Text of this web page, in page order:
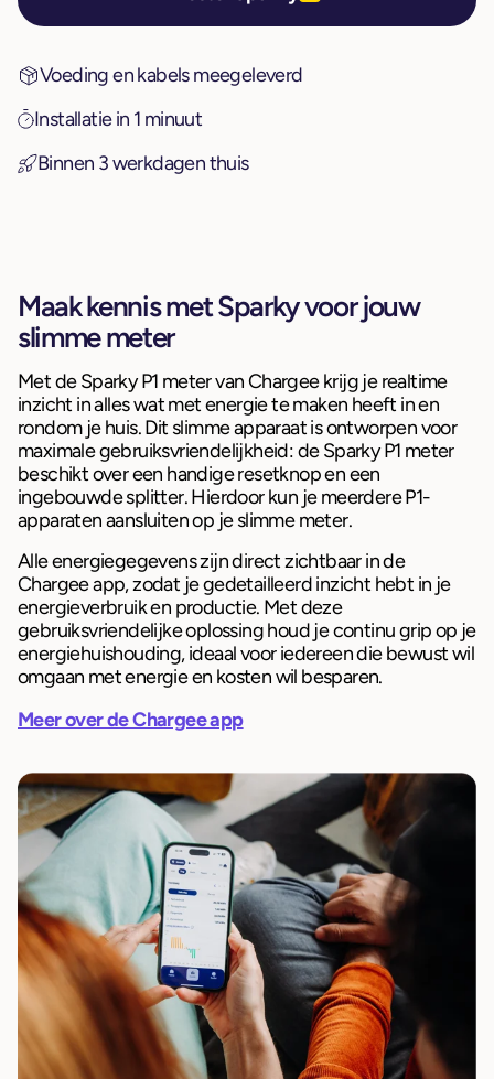
Voeding en kabels meegeleverd
Installatie in 1 minuut
Binnen 3 werkdagen thuis
Maak kennis met Sparky voor jouw
slimme meter
Met de Sparky P1 meter van Chargee krijg je realtime
inzicht in alles wat met energie te maken heeft in en
rondom je huis. Dit slimme apparaat is ontworpen voor
maximale gebruiksvriendelijkheid: de Sparky P1 meter
beschikt over een handige resetknop en een
ingebouwde splitter. Hierdoor kun je meerdere P1-
apparaten aansluiten op je slimme meter.
Alle energiegegevens zijn direct zichtbaar in de
Chargee app, zodat je gedetailleerd inzicht hebt in je
energieverbruik en productie. Met deze
gebruiksvriendelijke oplossing houd je continu grip op je
energiehuishouding, ideaal voor iedereen die bewust wil
omgaan met energie en kosten wil besparen.
Meer over de Chargee app